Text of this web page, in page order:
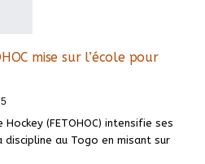
mise sur l’école pour
(FETOHOC) intensifie ses
au Togo en misant sur